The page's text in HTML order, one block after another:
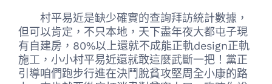
村平易近是缺少確實的查詢拜訪統計數據，
但可以肯定，不只本地，天下盡年夜大都屯子現
有自建房，80%以上還就不成能正軌design正軌
施工，小小村平易近還就敢這麼武斷一把！黨正
引導咱們跑步行進在決鬥脫貧攻堅周全小康的路